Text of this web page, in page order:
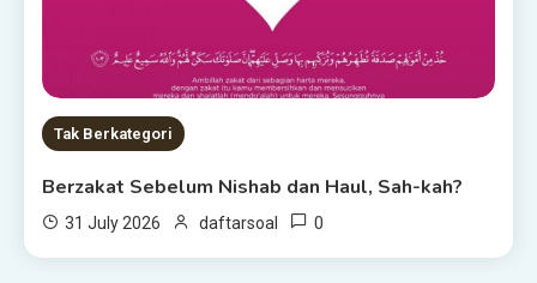
Tak Berkategori
Berzakat Sebelum Nishab dan Haul, Sah-kah?
31 July 2026 daftarsoal 0